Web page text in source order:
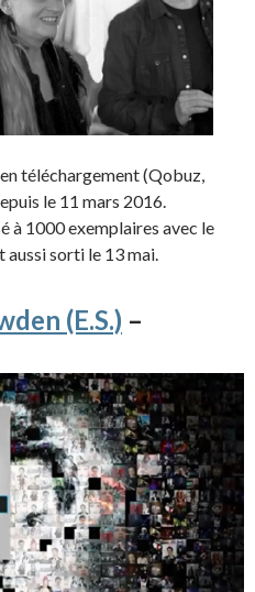
téléchargement (Qobuz,
le 11 mars 2016.
à 1000 exemplaires avec le
sorti le 13 mai.
(E.S.) –